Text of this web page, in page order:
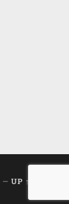
— UP ↑